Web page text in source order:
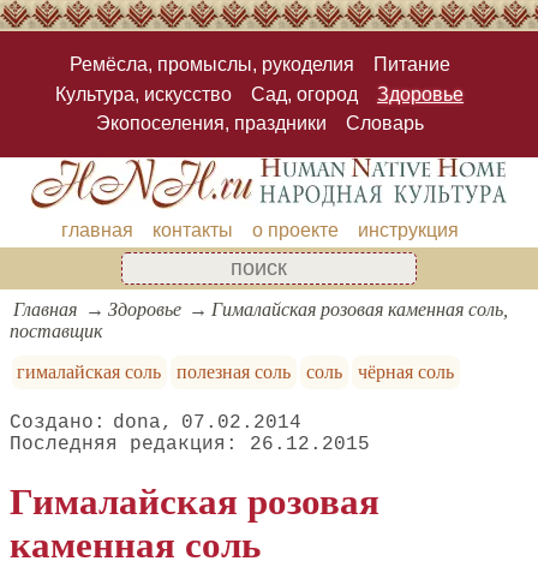
Ремёсла, промыслы, рукоделия
Питание
Культура, искусство
Сад, огород
Здоровье
Экопоселения, праздники
Словарь
главная контакты о проекте инструкция
Главная Здоровье
Гималайская розовая каменная соль,
поставщик
гималайская соль
полезная соль соль чёрная соль
dona
07.02.2014
26.12.2015
Гималайская розовая
каменная соль